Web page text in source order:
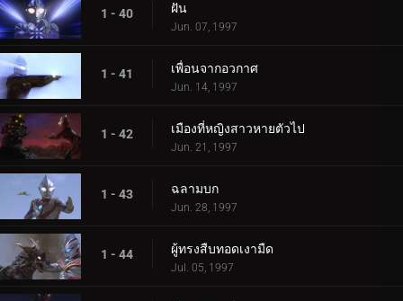
1 - 40 ฝัน
Jun. 07, 1997
1 - 41 เพื่อนจากอวกาศ
Jun. 14, 1997
1 - 42 เมืองที่หญิงสาวหายตัวไป
Jun. 21, 1997
1 - 43 ฉลามบก
Jun. 28, 1997
1 - 44 ผู้ทรงสืบทอดเงามืด
Jul. 05, 1997